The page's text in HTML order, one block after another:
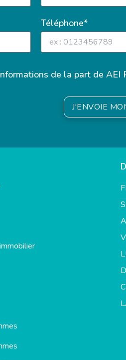
Téléphone*
de la part de AEI
J'ENVOIE